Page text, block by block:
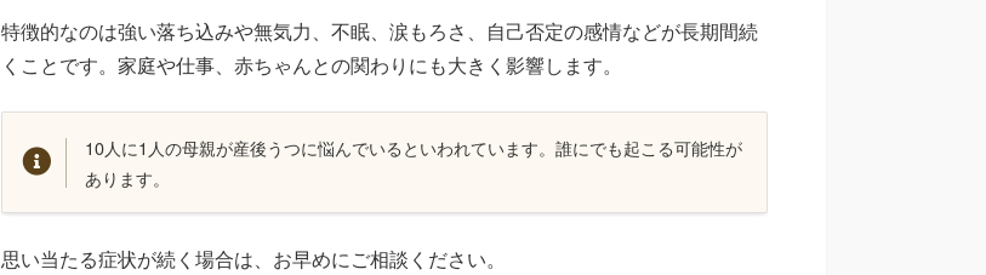
特徴的なのは強い落ち込みや無気力、不眠、涙もろさ、自己否定の感情などが長期間続
くことです。家庭や仕事、赤ちゃんとの関わりにも大きく影響します。
10人に1人の母親が産後うつに悩んでいるといわれています。誰にでも起こる可能性が
あります。
思い当たる症状が続く場合は、お早めにご相談ください。